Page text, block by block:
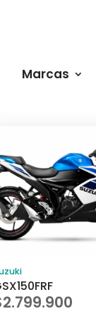
Marcas
2.799.900